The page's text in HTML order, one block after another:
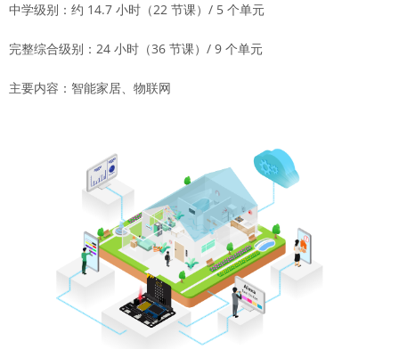
中学级别：约 14.7 小时（22 节课）/ 5 个单元
完整综合级别：24 小时（36 节课）/ 9 个单元
主要内容：智能家居、物联网